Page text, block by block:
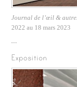
Journal de l’œil &
2022 au 18 mars 2023
Exposition